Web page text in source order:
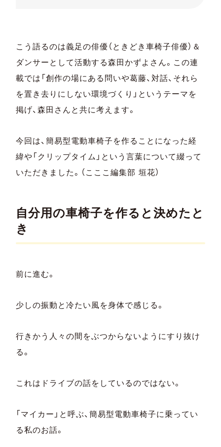
こう語るのは義足の俳優（ときどき車椅子俳優）＆
ダンサーとして活動する森田かずよさん。この連
載では「創作の場にある問いや葛藤、対話、それら
を置き去りにしない環境づくり」というテーマを
掲げ、森田さんと共に考えます。
今回は、簡易型電動車椅子を作ることになった経
緯や「クリップタイム」という言葉について綴って
いただきました。（こここ編集部 垣花）
自分用の車椅子を作ると決めたと
き
前に進む。
少しの振動と冷たい風を身体で感じる。
行きかう人々の間をぶつからないようにすり抜け
る。
これはドライブの話をしているのではない。
「マイカー」と呼ぶ、簡易型電動車椅子に乗ってい
る私のお話。